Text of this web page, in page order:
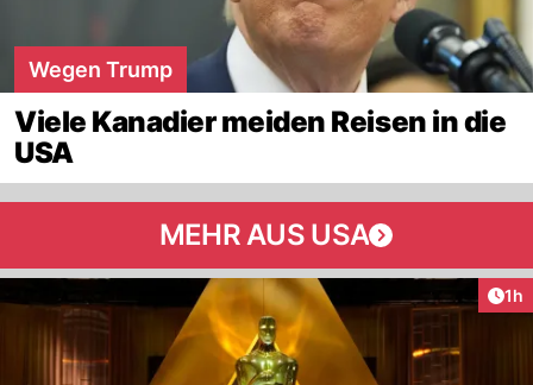
Wegen Trump
Viele Kanadier meiden Reisen in die
USA
MEHR AUS USA
1h